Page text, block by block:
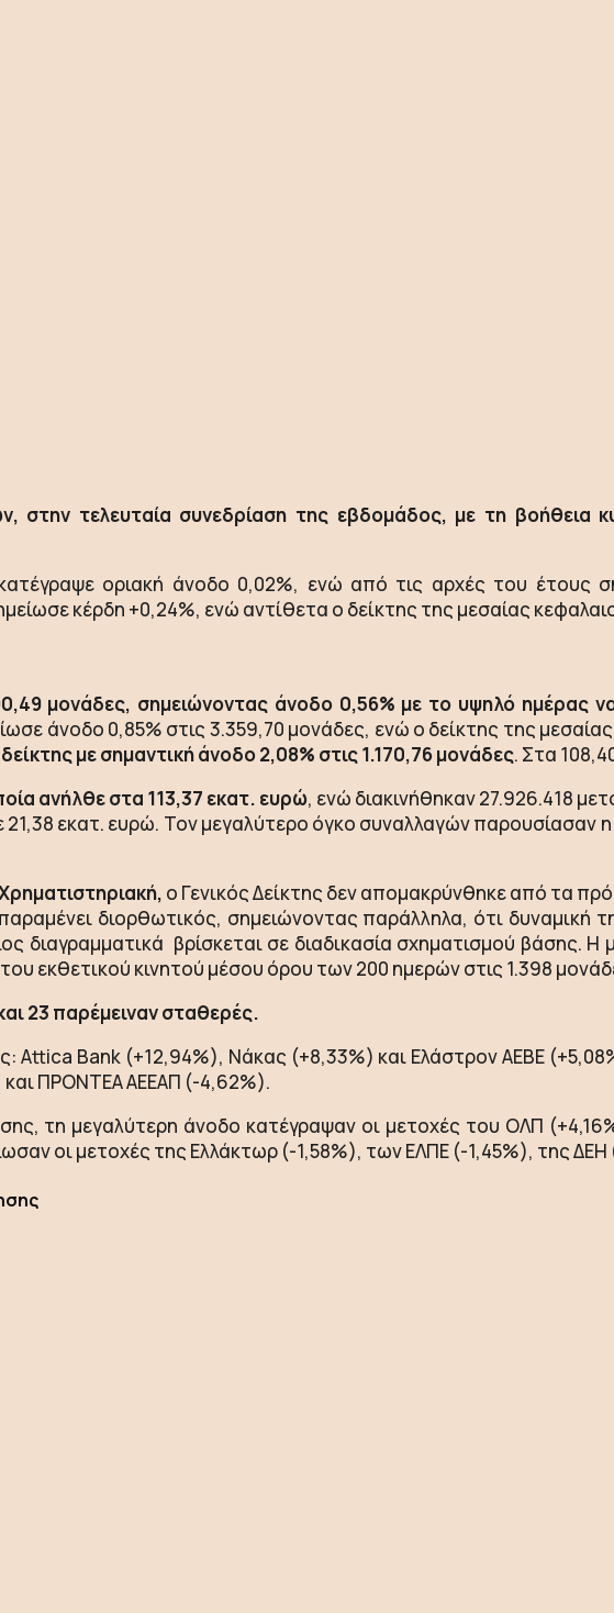
στην τελευταία συνεδρίαση της εβδομάδος, με τη βοήθεια
οριακή άνοδο 0,02%, ενώ από τις αρχές του έτους
κέρδη +0,24%, ενώ αντίθετα ο δείκτης της μεσαίας
μονάδες, σημειώνοντας άνοδο 0,56% με το υψηλό ημέρας
άνοδο 0,85% στις 3.359,70 μονάδες, ενώ ο δείκτης της
με σημαντική άνοδο 2,08% στις 1.170,76 μονάδες. Στα
ανήλθε στα 113,37 εκατ. ευρώ, ενώ διακινήθηκαν 27.926.418
21,38 εκατ. ευρώ. Τον μεγαλύτερο όγκο συναλλαγών παρουσίασαν
ο Γενικός Δείκτης δεν απομακρύνθηκε από τα
διορθωτικός, σημειώνοντας παράλληλα, ότι δυναμική
διαγραμματικά βρίσκεται σε διαδικασία σχηματισμού βάσης.
εκθετικού κινητού μέσου όρου των 200 ημερών στις 1.398
23 παρέμειναν σταθερές.
Attica Bank (+12,94%), Νάκας (+8,33%) και Ελάστρον ΑΕΒΕ
ΠΡΟΝΤΕΑ ΑΕΕΑΠ (-4,62%).
τη μεγαλύτερη άνοδο κατέγραψαν οι μετοχές του ΟΛΠ
οι μετοχές της Ελλάκτωρ (-1,58%), των ΕΛΠΕ (-1,45%), της ΔΕΗ